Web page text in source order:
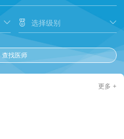

查找医师
更多 +